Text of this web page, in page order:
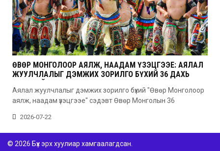
ӨВӨР МОНГОЛООР АЯЛЖ, НААДАМ ҮЗЭЦГЭЭЕ: АЯЛАЛ
ЖУУЛЧЛАЛЫГ ДЭМЖИХ ЗОРИЛГО БҮХИЙ 36 ДАХЬ
УДААГИЙН НААДАМ
Аялал жуулчлалыг дэмжих зорилго бүхий "Өвөр Монголоор
аялж, наадам үзэцгээе" сэдэвт Өвөр Монголын 36
2026-07-22
© 2026 Бүх эрх хуулиар хамгаалагдсан.